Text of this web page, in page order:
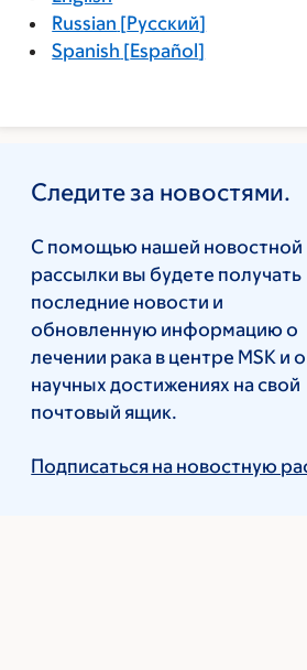
Russian [Русский]
Spanish [Español]
Следите за новостями.
С помощью нашей новостной
рассылки вы будете получать
последние новости и
обновленную информацию о
лечении рака в центре MSK и о
научных достижениях на свой
почтовый ящик.
Подписаться на новостную